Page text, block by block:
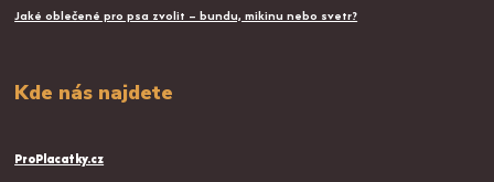
Jaké oblečené pro psa zvolit – bundu, mikinu nebo svetr?
Kde nás najdete
ProPlacatky.cz